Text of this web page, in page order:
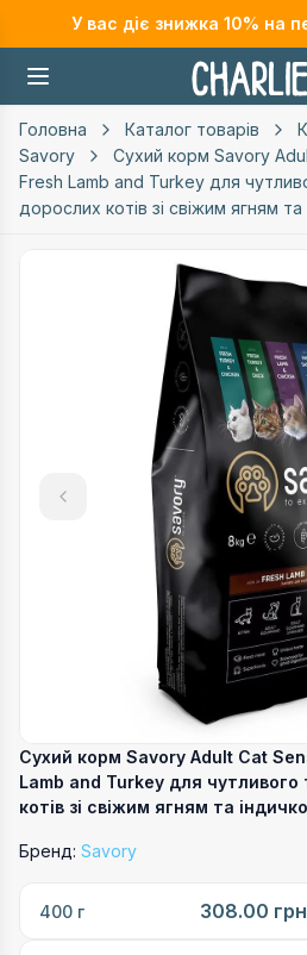
У вас діє знижка 10% на
Головна Каталог товарів
Savory
Сухий корм Savory
Fresh Lamb and Turkey для
дорослих котів зі свіжим ягням
Сухий корм Savory Adult Cat
Lamb and Turkey для
котів зі свіжим ягням та
Бренд: Savory
400 г 308.00 грн